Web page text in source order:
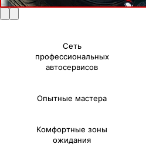
Сеть
профессиональных
автосервисов
Опытные мастера
Комфортные зоны
ожидания